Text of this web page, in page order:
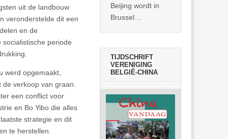
uit de landbouw
veronderstelde dit een
en de
periode
werd opgemaakt,
verkoop van graan.
een conflict voor
en Bo Yibo die alles
strategie en dit
te herstellen.
Beijing wordt in
Brussel
economische
agressie. In
werkelijkheid
verhult die
spectaculaire
rekensom vooral
de industriële
achterstand die
TIJDSCHRIFT
VERENIGING
BELGIË-CHINA